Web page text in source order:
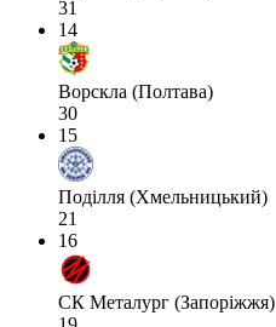
31
14
Ворскла (Полтава)
30
15
Поділля (Хмельницький)
21
16
СК Металург (Запоріжжя)